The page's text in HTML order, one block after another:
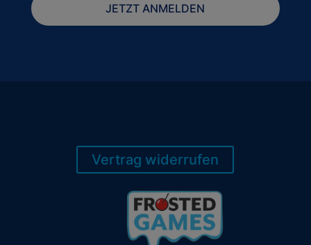
JETZT ANMELDEN
Vertrag widerrufen